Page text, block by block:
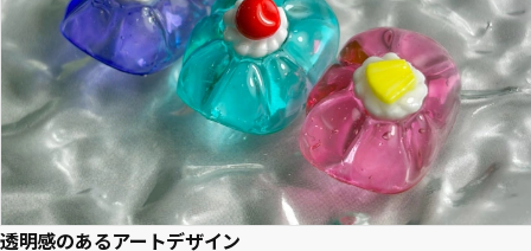
透明感のあるアートデザイン